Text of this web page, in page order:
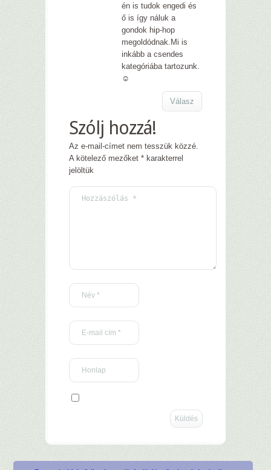
én is tudok engedi és
ő is így náluk a
gondok hip-hop
megoldódnak.Mi is
inkább a csendes
kategóriába tartozunk.
☺
Válasz
Szólj hozzá!
Az e-mail-címet nem tesszük közzé.
A kötelező mezőket * karakterrel
jelöltük